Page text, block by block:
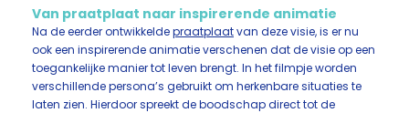
Van praatplaat naar inspirerende animatie
Na de eerder ontwikkeldepraatplaatvan deze visie, is er nu
ook een inspirerende animatie verschenen dat de visie op een
toegankelijke manier tot leven brengt. In het filmpje worden
verschillende persona’s gebruikt om herkenbare situaties te
laten zien. Hierdoor spreekt de boodschap direct tot de